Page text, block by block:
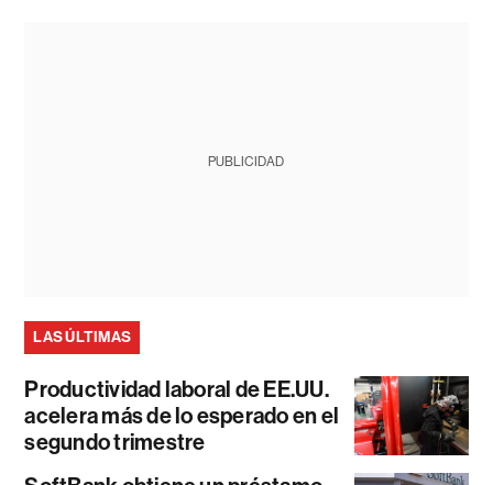
PUBLICIDAD
LAS ÚLTIMAS
Productividad laboral de EE.UU.
acelera más de lo esperado en el
segundo trimestre